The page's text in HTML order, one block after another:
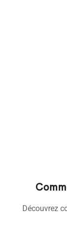
Découvrez